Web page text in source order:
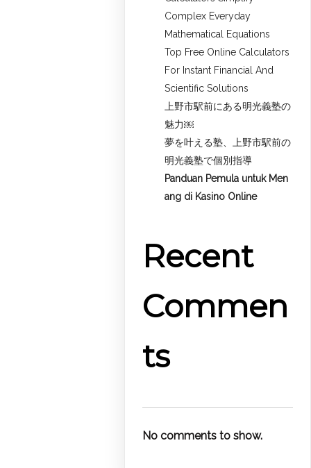
Complex Everyday
Mathematical Equations
Top Free Online Calculators
For Instant Financial And
Scientific Solutions
上野市駅前にある明光義塾の
魅力￼
夢を叶える塾、上野市駅前の
明光義塾で個別指導
Panduan Pemula untuk Men
ang di Kasino Online
Recent
Commen
ts
No comments to show.